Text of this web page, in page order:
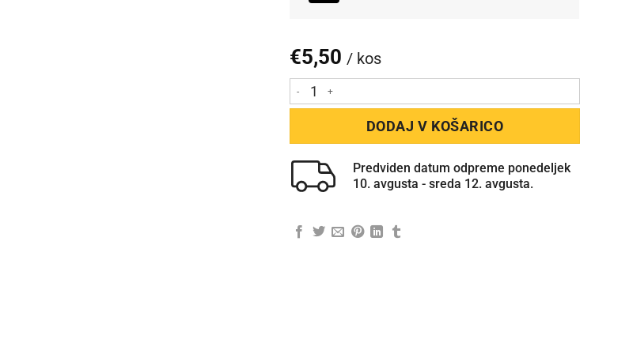
€5,50 / kos
Skodelica Magic količina
DODAJ V KOŠARICO
Predviden datum odpreme ponedeljek
10. avgusta - sreda 12. avgusta.